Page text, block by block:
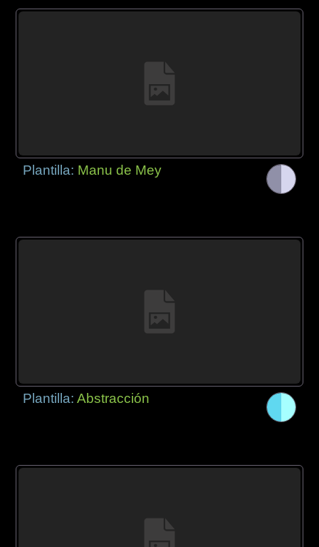
Plantilla: Manu de Mey
Plantilla:Abstracción